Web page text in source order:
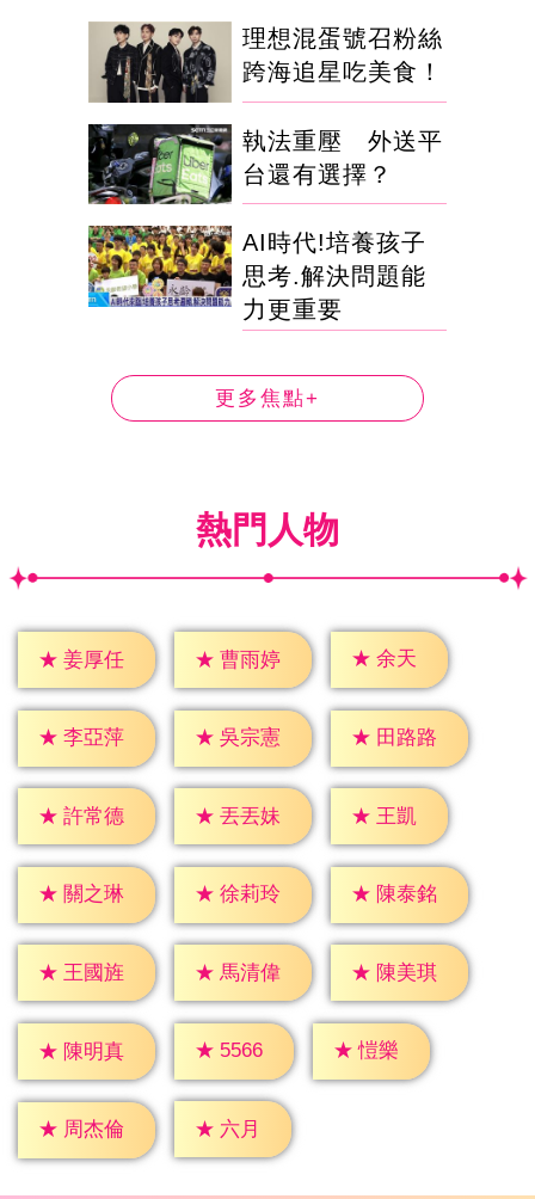
理想混蛋號召粉絲
跨海追星吃美食！
執法重壓 外送平
台還有選擇？
AI時代!培養孩子
思考.解決問題能
力更重要
更多焦點+
熱門人物
★ 姜厚任 ★ 曹雨婷 ★ 余天
★ 李亞萍 ★ 吳宗憲 ★ 田路路
★ 許常德 ★ 丟丟妹 ★ 王凱
★ 關之琳 ★ 徐莉玲 ★ 陳泰銘
★ 王國旌 ★ 馬清偉 ★ 陳美琪
★ 陳明真 ★ 5566 ★ 愷樂
★ 周杰倫 ★ 六月